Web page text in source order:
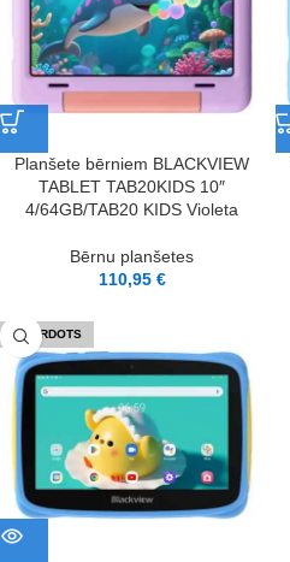
Planšete bērniem BLACKVIEW
TABLET TAB20KIDS 10″
4/64GB/TAB20 KIDS Violeta
Bērnu planšetes
110,95 €
IZPĀRDOTS